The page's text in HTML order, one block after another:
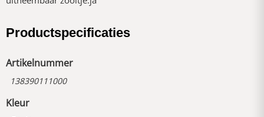
Productspecificaties
Artikelnummer
138390111000
Kleur